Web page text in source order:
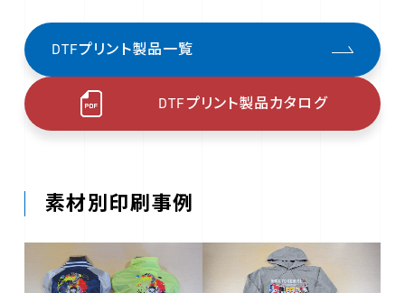
DTFプリント製品一覧
DTFプリント製品カタログ
素材別印刷事例